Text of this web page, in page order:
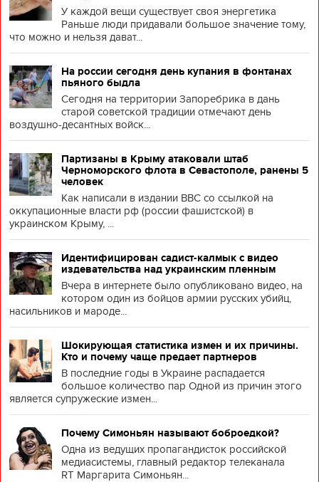
У каждой вещи существует своя энергетика
Раньше люди придавали большое значение тому,
что можно и нельзя дават...
На россии сегодня день купания в фонтанах
пьяного быдла
Сегодня на территории Запоребрика в дань
старой советской традиции отмечают день
воздушно-десантных войск...
Партизаны в Крыму атаковали штаб
Черноморского флота в Севастополе, ранены 5
человек
Как написали в издании BBC со ссылкой на
оккупационные власти рф (россии фашистской) в
украинском Крыму, ...
Идентифицирован садист-калмык с видео
издевательства над украинским пленным
Вчера в интернете было опубликовано видео, на
котором один из бойцов армии русских убийц,
насильников и мароде...
Шокирующая статистика измен и их причины.
Кто и почему чаще предает партнеров
В последние годы в Украине распадается
большое количество пар Одной из причин этого
является супружеские измен...
Почему Симоньян называют боброедкой?
Одна из ведущих пропагандисток российской
медиасистемы, главный редактор телеканала
RT Маргарита Симоньян...